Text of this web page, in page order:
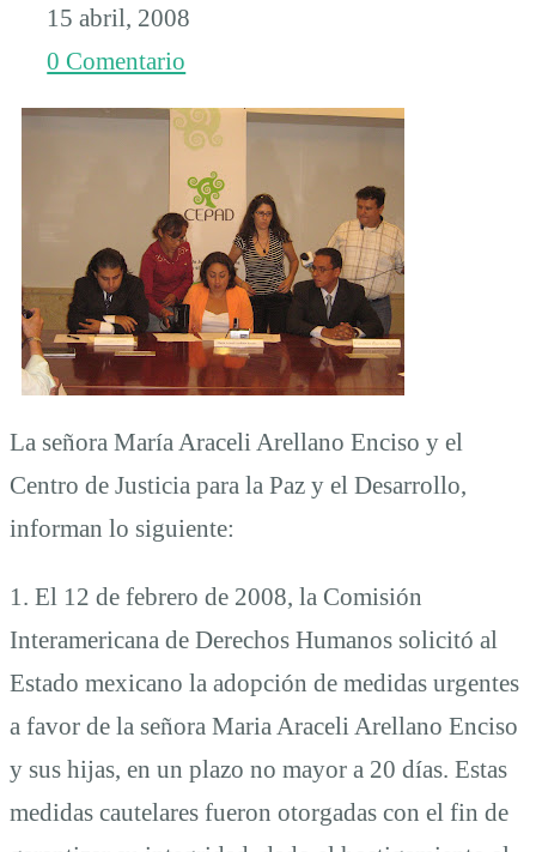
Araceli
Arellano
Enciso
y
sus
hijas,
por
parte
de
la
15 abril, 2008
0 Comentario
La señora María Araceli Arellano Enciso y el
Centro de Justicia para la Paz y el Desarrollo,
informan lo siguiente:
1. El 12 de febrero de 2008, la Comisión
Interamericana de Derechos Humanos solicitó al
Estado mexicano la adopción de medidas urgentes
a favor de la señora Maria Araceli Arellano Enciso
y sus hijas, en un plazo no mayor a 20 días. Estas
medidas cautelares fueron otorgadas con el fin de